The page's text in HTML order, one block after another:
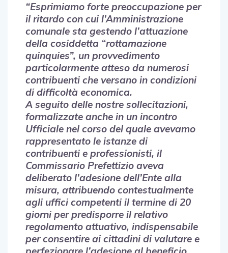
“Esprimiamo forte preoccupazione per
il ritardo con cui l’Amministrazione
comunale sta gestendo l’attuazione
della cosiddetta “rottamazione
quinquies”, un provvedimento
particolarmente atteso da numerosi
contribuenti che versano in condizioni
di difficoltà economica.
A seguito delle nostre sollecitazioni,
formalizzate anche in un incontro
Ufficiale nel corso del quale avevamo
rappresentato le istanze di
contribuenti e professionisti, il
Commissario Prefettizio aveva
deliberato l’adesione dell’Ente alla
misura, attribuendo contestualmente
agli uffici competenti il termine di 20
giorni per predisporre il relativo
regolamento attuativo, indispensabile
per consentire ai cittadini di valutare e